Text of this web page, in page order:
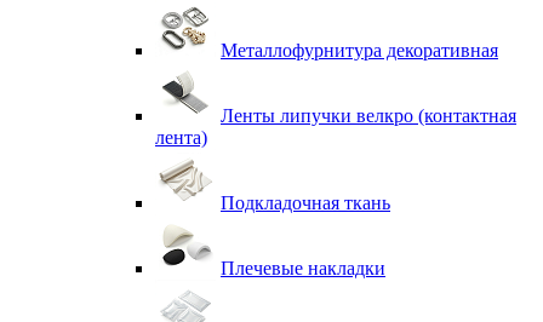
Металлофурнитура декоративная
Ленты липучки велкро (контактная
лента)
Подкладочная ткань
Плечевые накладки